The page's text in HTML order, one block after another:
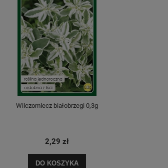
Wilczomlecz białobrzegi 0,3g
2,29 zł
DO KOSZYKA